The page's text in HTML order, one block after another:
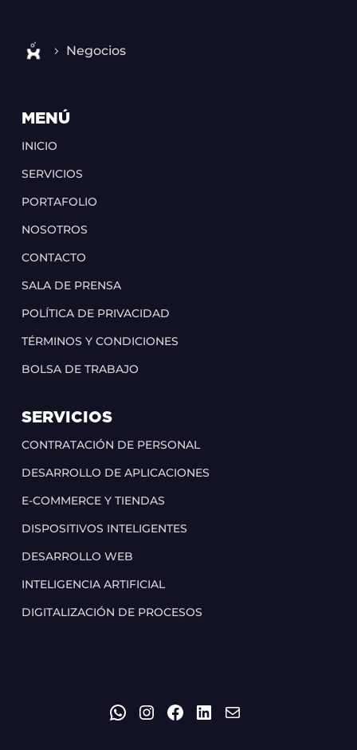
Negocios
MENÚ
INICIO
SERVICIOS
PORTAFOLIO
NOSOTROS
CONTACTO
SALA DE PRENSA
POLÍTICA DE PRIVACIDAD
TÉRMINOS Y CONDICIONES
BOLSA DE TRABAJO
SERVICIOS
CONTRATACIÓN DE PERSONAL
DESARROLLO DE APLICACIONES
E-COMMERCE Y TIENDAS
DISPOSITIVOS INTELIGENTES
DESARROLLO WEB
INTELIGENCIA ARTIFICIAL
DIGITALIZACIÓN DE PROCESOS
WHATSAPP
INSTAGRAM
FACEBOOK
LINKEDIN
CORREO